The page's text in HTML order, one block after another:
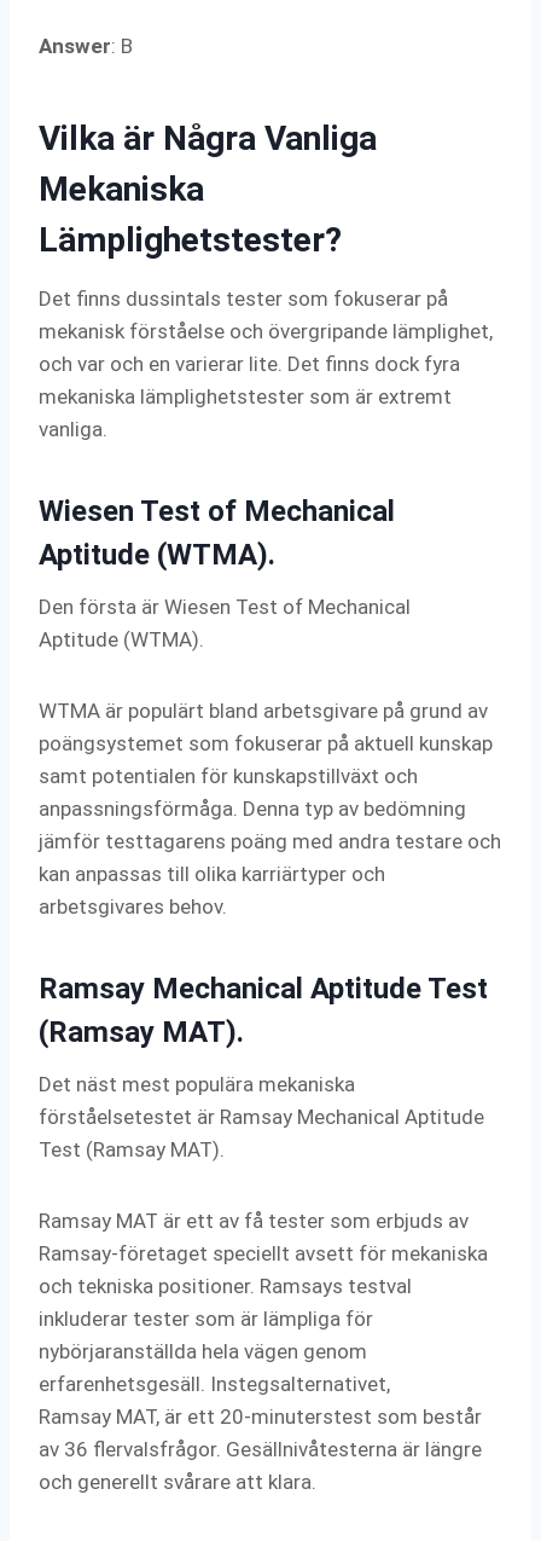
Answer: B
Vilka är Några Vanliga
Mekaniska
Lämplighetstester?
Det finns dussintals tester som fokuserar på
mekanisk förståelse och övergripande lämplighet,
och var och en varierar lite. Det finns dock fyra
mekaniska lämplighetstester som är extremt
vanliga.
Wiesen Test of Mechanical
Aptitude (WTMA).
Den första är Wiesen Test of Mechanical
Aptitude (WTMA).
WTMA är populärt bland arbetsgivare på grund av
poängsystemet som fokuserar på aktuell kunskap
samt potentialen för kunskapstillväxt och
anpassningsförmåga. Denna typ av bedömning
jämför testtagarens poäng med andra testare och
kan anpassas till olika karriärtyper och
arbetsgivares behov.
Ramsay Mechanical Aptitude Test
(Ramsay MAT).
Det näst mest populära mekaniska
förståelsetestet är Ramsay Mechanical Aptitude
Test (Ramsay MAT).
Ramsay MAT är ett av få tester som erbjuds av
Ramsay-företaget speciellt avsett för mekaniska
och tekniska positioner. Ramsays testval
inkluderar tester som är lämpliga för
nybörjaranställda hela vägen genom
erfarenhetsgesäll. Instegsalternativet,
Ramsay MAT, är ett 20-minuterstest som består
av 36 flervalsfrågor. Gesällnivåtesterna är längre
och generellt svårare att klara.